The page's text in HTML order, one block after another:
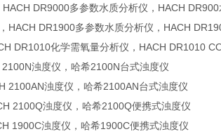
DR9000多参数水质分析仪，HACH
HACH DR1900多参数水质分析仪，HACH
DR1010化学需氧量分析仪，HACH DR1010
浊度仪，哈希2100N台式浊度仪
2100AN浊度仪，哈希2100AN台式浊度仪
2100Q浊度仪，哈希2100Q便携式浊度仪
1900C浊度仪，哈希1900C便携式浊度仪